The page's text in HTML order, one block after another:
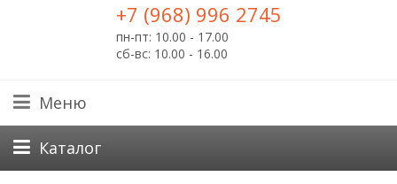
+7 (968) 996 2745
пн-пт: 10.00 - 17.00
сб-вс: 10.00 - 16.00
Меню
Каталог